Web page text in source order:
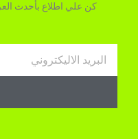
كن علي اطلاع بأحدث